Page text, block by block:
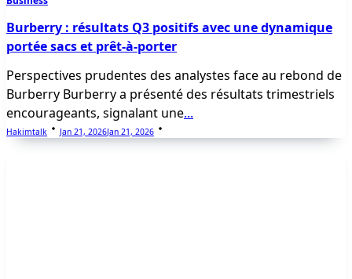
Burberry : résultats Q3 positifs avec une dynamique
portée sacs et prêt-à-porter
Perspectives prudentes des analystes face au rebond de
Burberry Burberry a présenté des résultats trimestriels
encourageants, signalant une...
Hakimtalk Jan 21, 2026Jan 21, 2026